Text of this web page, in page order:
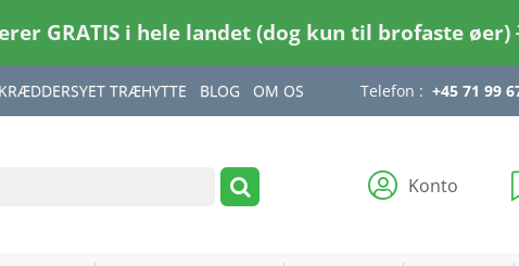
GRATIS i hele landet (dog kun til brofaste øer)
TRÆHYTTE BLOG OM OS Telefon : +45 71 99
Konto